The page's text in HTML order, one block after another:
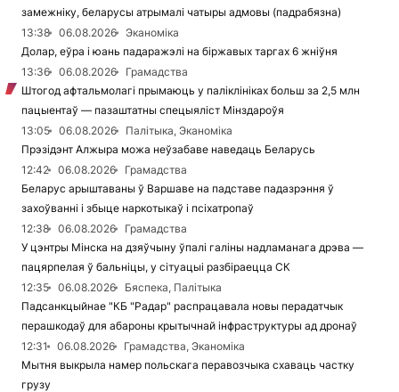
замежніку, беларусы атрымалі чатыры адмовы (падрабязна)
13:38
06.08.2026
Эканоміка
Долар, еўра і юань падаражэлі на біржавых таргах 6 жніўня
13:36
06.08.2026
Грамадства
Штогод афтальмолагі прымаюць у паліклініках больш за 2,5 млн
пацыентаў — пазаштатны спецыяліст Мінздароўя
13:05
06.08.2026
Палітыка, Эканоміка
Прэзідэнт Алжыра можа неўзабаве наведаць Беларусь
12:42
06.08.2026
Грамадства
Беларус арыштаваны ў Варшаве на падставе падазрэння ў
захоўванні і збыце наркотыкаў і псіхатропаў
12:38
06.08.2026
Грамадства
У цэнтры Мінска на дзяўчыну ўпалі галіны надламанага дрэва —
пацярпелая ў бальніцы, у сітуацыі разбіраецца СК
12:35
06.08.2026
Бяспека, Палітыка
Падсанкцыйнае "КБ "Радар" распрацавала новы перадатчык
перашкодаў для абароны крытычнай інфраструктуры ад дронаў
12:31
06.08.2026
Грамадства, Эканоміка
Мытня выкрыла намер польскага перавозчыка схаваць частку
грузу